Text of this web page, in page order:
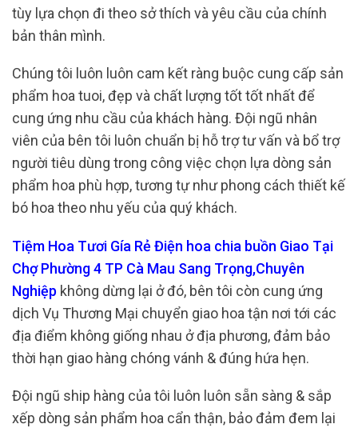
tùy lựa chọn đi theo sở thích và yêu cầu của chính
bản thân mình.
Chúng tôi luôn luôn cam kết ràng buộc cung cấp sản
phẩm hoa tuoi, đẹp và chất lượng tốt tốt nhất để
cung ứng nhu cầu của khách hàng. Đội ngũ nhân
viên của bên tôi luôn chuẩn bị hỗ trợ tư vấn và bổ trợ
người tiêu dùng trong công việc chọn lựa dòng sản
phẩm hoa phù hợp, tương tự như phong cách thiết kế
bó hoa theo nhu yếu của quý khách.
Tiệm Hoa Tươi Gía Rẻ Điện hoa chia buồn Giao Tại
Chợ Phường 4 TP Cà Mau Sang Trọng,Chuyên
Nghiệp không dừng lại ở đó, bên tôi còn cung ứng
dịch Vụ Thương Mại chuyển giao hoa tận nơi tới các
địa điểm không giống nhau ở địa phương, đảm bảo
thời hạn giao hàng chóng vánh & đúng hứa hẹn.
Đội ngũ ship hàng của tôi luôn luôn sẵn sàng & sắp
xếp dòng sản phẩm hoa cẩn thận, bảo đảm đem lại